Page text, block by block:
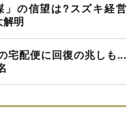
」の信望は?スズキ経営
解明
宅配便に回復の兆しも...